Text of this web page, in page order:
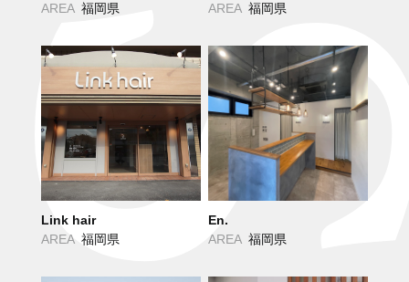
AREA 福岡県
AREA 福岡県
Link hair
AREA 福岡県
En.
AREA 福岡県